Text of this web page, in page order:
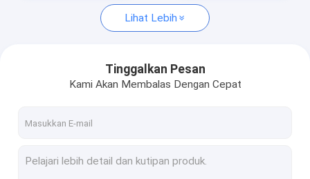
Lemari Dapur Lak
Kabinet Dapur Melamin
Lihat Lebih
Tinggalkan Pesan
Kami Akan Membalas Dengan Cepat